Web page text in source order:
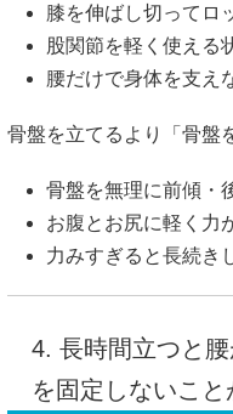
膝を伸ばし切ってロ
股関節を軽く使える
腰だけで身体を支え
骨盤を立てるより「骨盤
骨盤を無理に前傾・
お腹とお尻に軽く力
力みすぎると長続き
4. 長時間立つと
を固定しないこと